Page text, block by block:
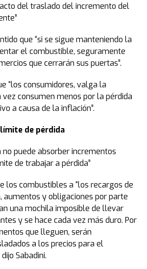
del traslado del incremento del
que “si se sigue manteniendo la
el combustible, seguramente
que cerrarán sus puertas”.
“los consumidores, valga la
vez consumen menos por la pérdida
a causa de la inflación”.
de pérdida
puede absorber incrementos
de trabajar a pérdida”
los combustibles a “los recargos de
aumentos y obligaciones por parte
una mochila imposible de llevar
y se hace cada vez más duro. Por
que lleguen, serán
a los precios para el
Sabadini.